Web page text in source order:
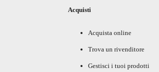
Acquisti
Acquista online
Trova un rivenditore
Gestisci i tuoi prodotti